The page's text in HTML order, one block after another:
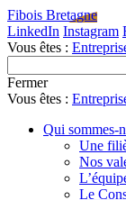
Fibois Bretagne
LinkedIn Instagram
Vous êtes :
Fermer
Vous êtes :
Qui sommes-
Une
Nos
Le